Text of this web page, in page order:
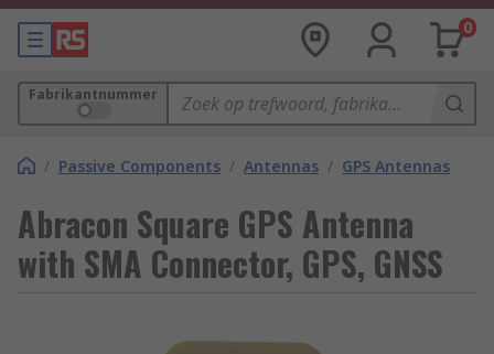
0
Fabrikantnummer
/ Passive Components / Antennas / GPS Antennas
Abracon Square GPS Antenna
with SMA Connector, GPS, GNSS